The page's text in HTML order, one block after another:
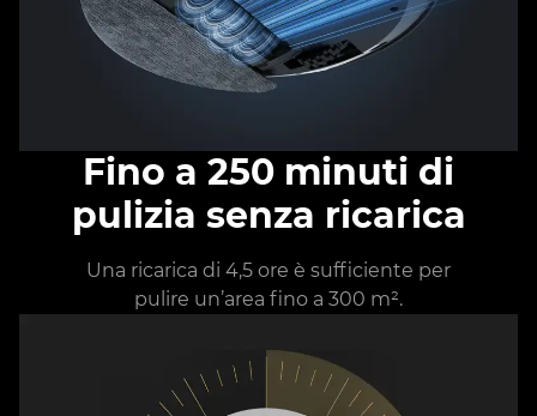
Fino a 250 minuti di
pulizia senza ricarica
Una ricarica di 4,5 ore è sufficiente per
pulire un’area fino a 300 m².